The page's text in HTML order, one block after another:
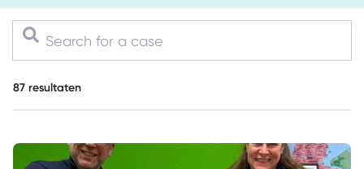
87 resultaten